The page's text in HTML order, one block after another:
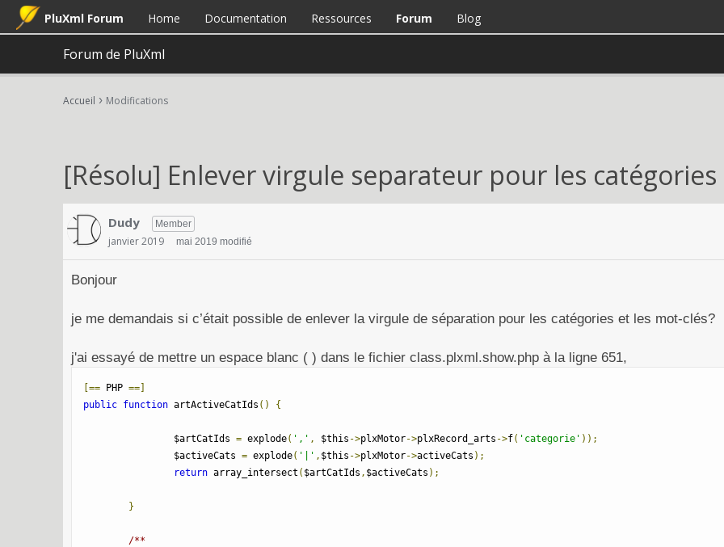
PluXml Forum Home Documentation Ressources Forum Blog
Forum de PluXml
Accueil › Modifications
[Résolu] Enlever virgule separateur pour les catégories
Dudy Member
janvier 2019 mai 2019 modifié
Bonjour
je me demandais si c’était possible de enlever la virgule de séparation pour les catégories et les mot-clés?
j'ai essayé de mettre un espace blanc ( ) dans le fichier class.plxml.show.php à la ligne 651,
[== PHP ==]
public function artActiveCatIds () {
		$artCatIds
= explode( ',' , $this ->plxMotor->plxRecord_arts ->f( 'categorie' ));
		$activeCats
= explode( '|' , $this ->plxMotor->activeCats );
return array_intersect ( $artCatIds , $activeCats );
}
/**